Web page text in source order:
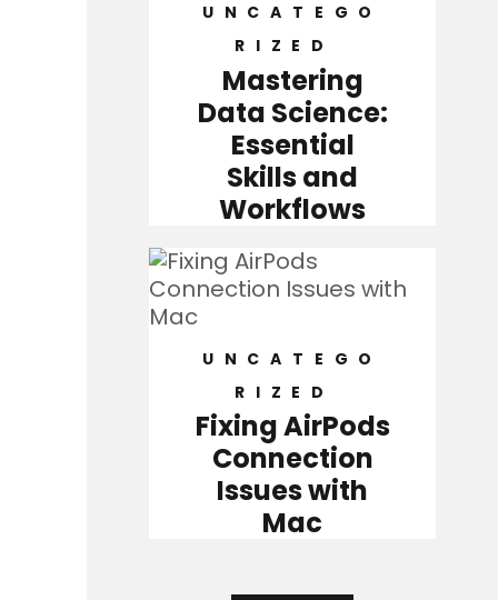
UNCATEGO
RIZED
Mastering
Data Science:
Essential
Skills and
Workflows
UNCATEGO
RIZED
Fixing AirPods
Connection
Issues with
Mac